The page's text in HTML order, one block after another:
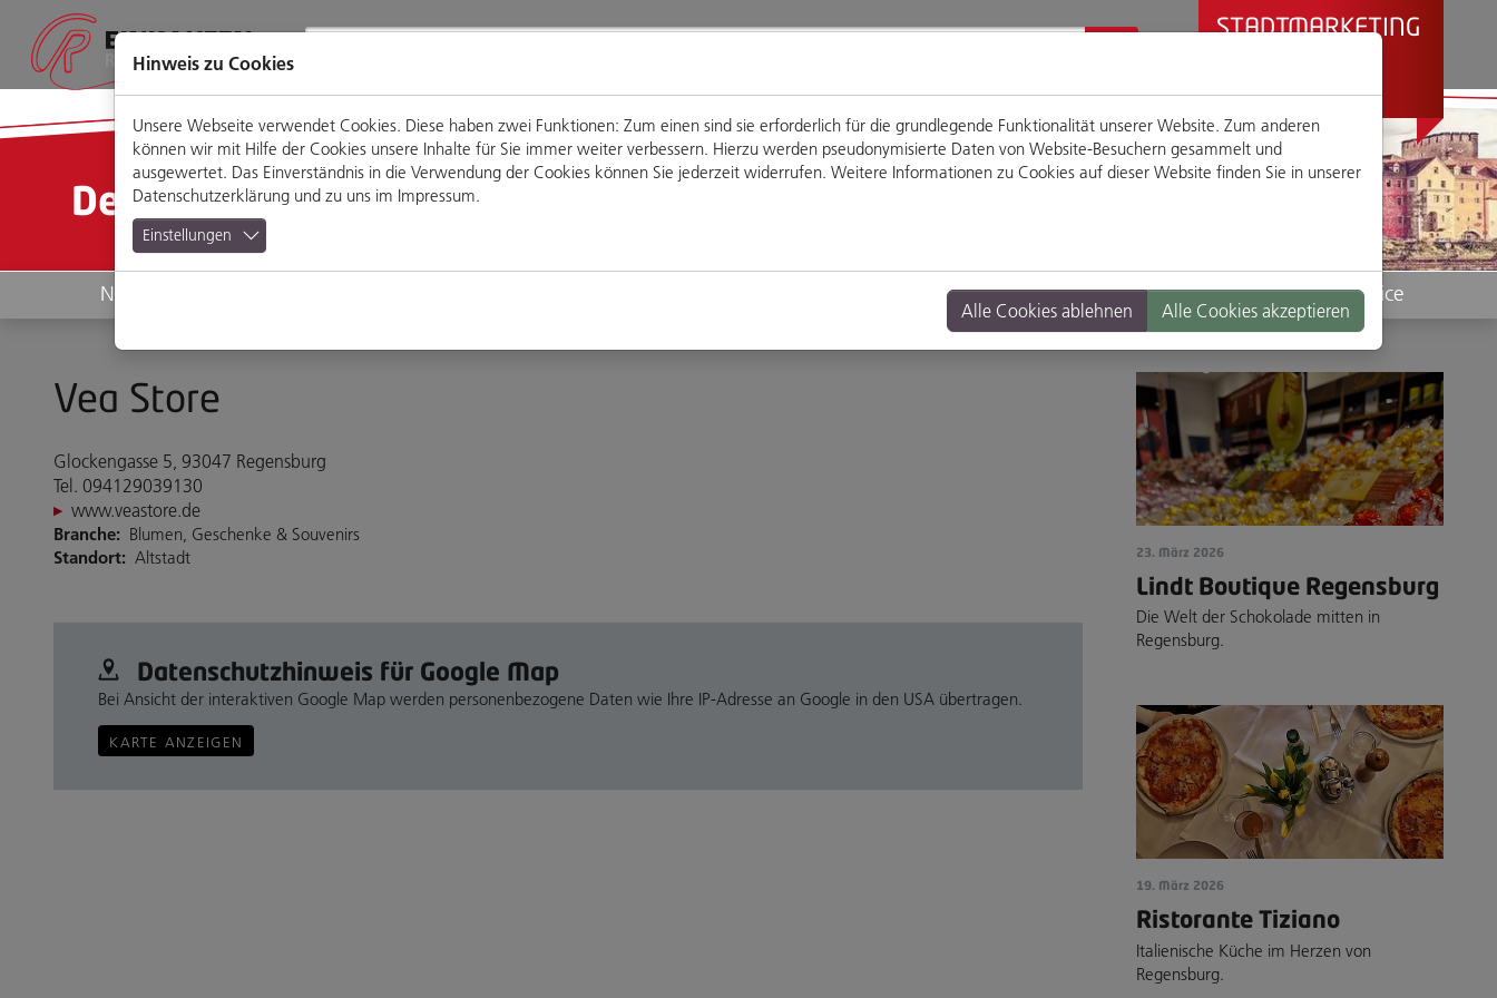
Seiteninhalt
Hauptmenü
Footermenü
Website-
Suche
STADTMARKETING
PRÄSENTIERT
Detailansicht
News Veranstaltungen Standorte Service
Vea Store
Glockengasse 5, 93047 Regensburg
Tel. 094129039130
www.veastore.de
Branche: Blumen, Geschenke & Souvenirs
Standort: Altstadt
Datenschutz­hinweis für Google Map
Bei Ansicht der interaktiven Google Map werden personenbezogene Daten wie Ihre IP-Adresse an Google in den USA übertragen.
KARTE ANZEIGEN
23. März 2026
Lindt Boutique Regensburg
Die Welt der Schokolade mitten in
Regensburg.
19. März 2026
Ristorante Tiziano
Italienische Küche im Herzen von
Regensburg.
Hinweis zu Cookies
Unsere Webseite verwendet Cookies. Diese haben zwei Funktionen: Zum einen sind sie erforderlich für die grundlegende Funktionalität unserer Website. Zum anderen
können wir mit Hilfe der Cookies unsere Inhalte für Sie immer weiter verbessern. Hierzu werden pseudonymisierte Daten von Website-Besuchern gesammelt und
ausgewertet. Das Einverständnis in die Verwendung der Cookies können Sie jederzeit widerrufen. Weitere Informationen zu Cookies auf dieser Website finden Sie in unserer
Datenschutzerklärung und zu uns im Impressum.
Einstellungen
Alle Cookies ablehnen Alle Cookies akzeptieren